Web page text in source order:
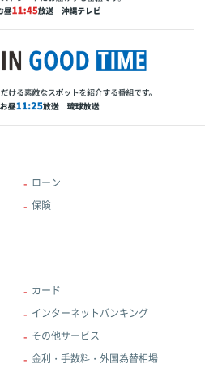
ローン
保険
カード
インターネットバンキング
その他サービス
金利・手数料・外国為替相場